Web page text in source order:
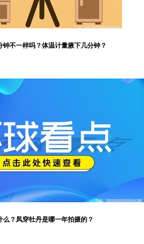
钟不一样吗？体温计量腋下几分钟？
么？凤穿牡丹是哪一年拍摄的？